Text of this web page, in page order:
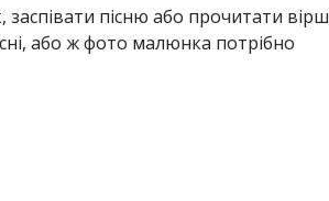
пісню або прочитати вірш
або ж фото малюнка потрібно